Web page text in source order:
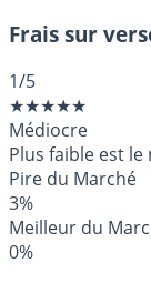
Frais sur
1/5
★★★★★
Médiocre
Plus faible est le
Pire du Marché
3%
Meilleur du
0%